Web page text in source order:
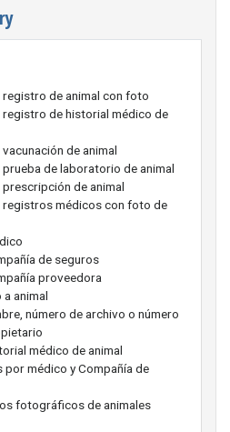
registro de animal con foto
registro de historial médico de
de animal
de laboratorio de animal
de animal
registros médicos con foto de
de seguros
proveedora
animal
número de archivo o número
médico de animal
por médico y Compañía de
fotográficos de animales